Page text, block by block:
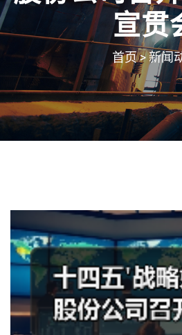
宣贯
首页>新闻